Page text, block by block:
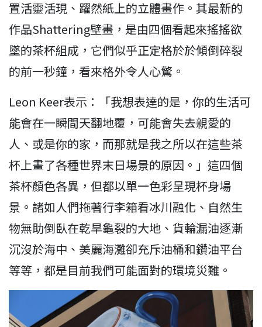
置活靈活現、躍然紙上的立體畫作。其最新的
作品Shattering壁畫，是由四個看起來搖搖欲
墜的茶杯組成，它們似乎正定格於於傾倒碎裂
的前一秒鐘，看來格外令人心驚。
Leon Keer表示：「我想表達的是，你的生活可
能會在一瞬間天翻地覆，可能會失去親愛的
人、或是你的家，而那就是我之所以在這些茶
杯上畫了各種世界末日場景的原因。」這四個
茶杯顏色各異，但都以單一色彩呈現杯身場
景。諸如人們拖著行李箱看冰川融化、自然生
物無助倒臥在乾旱龜裂的大地、貨輪漏油逐漸
沉沒於海中、美麗海灘卻充斥油桶和鑽油平台
等等，都是目前我們可能面對的環境災難。